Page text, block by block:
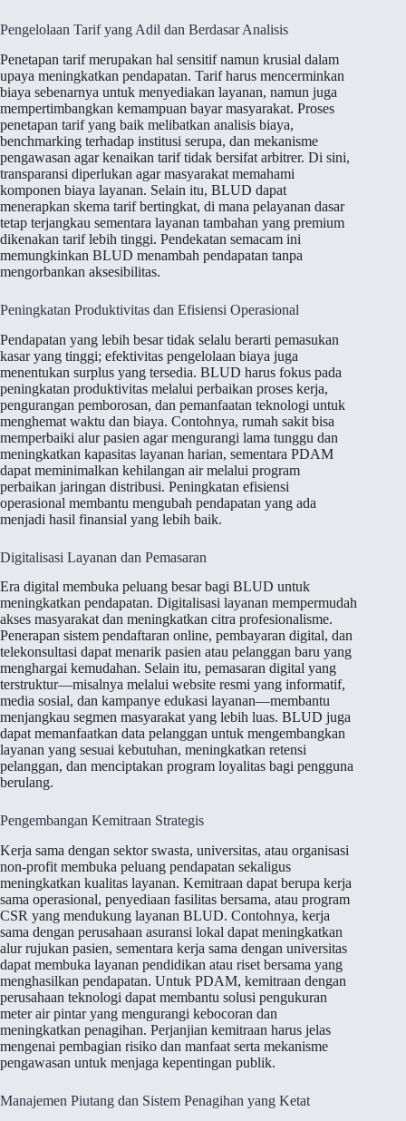
Pengelolaan Tarif yang Adil dan Berdasar Analisis
Penetapan tarif merupakan hal sensitif namun krusial dalam
upaya meningkatkan pendapatan. Tarif harus mencerminkan
biaya sebenarnya untuk menyediakan layanan, namun juga
mempertimbangkan kemampuan bayar masyarakat. Proses
penetapan tarif yang baik melibatkan analisis biaya,
benchmarking terhadap institusi serupa, dan mekanisme
pengawasan agar kenaikan tarif tidak bersifat arbitrer. Di sini,
transparansi diperlukan agar masyarakat memahami
komponen biaya layanan. Selain itu, BLUD dapat
menerapkan skema tarif bertingkat, di mana pelayanan dasar
tetap terjangkau sementara layanan tambahan yang premium
dikenakan tarif lebih tinggi. Pendekatan semacam ini
memungkinkan BLUD menambah pendapatan tanpa
mengorbankan aksesibilitas.
Peningkatan Produktivitas dan Efisiensi Operasional
Pendapatan yang lebih besar tidak selalu berarti pemasukan
kasar yang tinggi; efektivitas pengelolaan biaya juga
menentukan surplus yang tersedia. BLUD harus fokus pada
peningkatan produktivitas melalui perbaikan proses kerja,
pengurangan pemborosan, dan pemanfaatan teknologi untuk
menghemat waktu dan biaya. Contohnya, rumah sakit bisa
memperbaiki alur pasien agar mengurangi lama tunggu dan
meningkatkan kapasitas layanan harian, sementara PDAM
dapat meminimalkan kehilangan air melalui program
perbaikan jaringan distribusi. Peningkatan efisiensi
operasional membantu mengubah pendapatan yang ada
menjadi hasil finansial yang lebih baik.
Digitalisasi Layanan dan Pemasaran
Era digital membuka peluang besar bagi BLUD untuk
meningkatkan pendapatan. Digitalisasi layanan mempermudah
akses masyarakat dan meningkatkan citra profesionalisme.
Penerapan sistem pendaftaran online, pembayaran digital, dan
telekonsultasi dapat menarik pasien atau pelanggan baru yang
menghargai kemudahan. Selain itu, pemasaran digital yang
terstruktur—misalnya melalui website resmi yang informatif,
media sosial, dan kampanye edukasi layanan—membantu
menjangkau segmen masyarakat yang lebih luas. BLUD juga
dapat memanfaatkan data pelanggan untuk mengembangkan
layanan yang sesuai kebutuhan, meningkatkan retensi
pelanggan, dan menciptakan program loyalitas bagi pengguna
berulang.
Pengembangan Kemitraan Strategis
Kerja sama dengan sektor swasta, universitas, atau organisasi
non-profit membuka peluang pendapatan sekaligus
meningkatkan kualitas layanan. Kemitraan dapat berupa kerja
sama operasional, penyediaan fasilitas bersama, atau program
CSR yang mendukung layanan BLUD. Contohnya, kerja
sama dengan perusahaan asuransi lokal dapat meningkatkan
alur rujukan pasien, sementara kerja sama dengan universitas
dapat membuka layanan pendidikan atau riset bersama yang
menghasilkan pendapatan. Untuk PDAM, kemitraan dengan
perusahaan teknologi dapat membantu solusi pengukuran
meter air pintar yang mengurangi kebocoran dan
meningkatkan penagihan. Perjanjian kemitraan harus jelas
mengenai pembagian risiko dan manfaat serta mekanisme
pengawasan untuk menjaga kepentingan publik.
Manajemen Piutang dan Sistem Penagihan yang Ketat